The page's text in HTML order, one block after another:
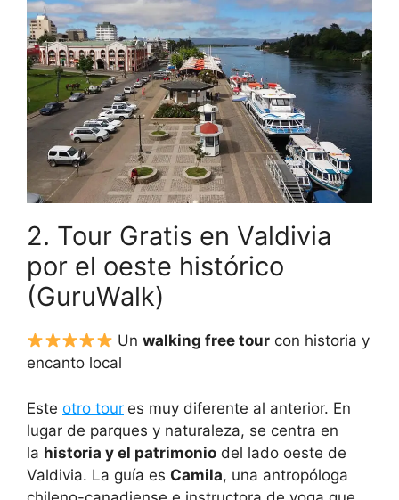
2. Tour Gratis en Valdivia
por el oeste histórico
(GuruWalk)
Un walking free tourcon historia y
encanto local
Este otro tour es muy diferente al anterior. En
lugar de parques y naturaleza, se centra en
la historia y el patrimonio del lado oeste de
Valdivia. La guía es Camila, una antropóloga